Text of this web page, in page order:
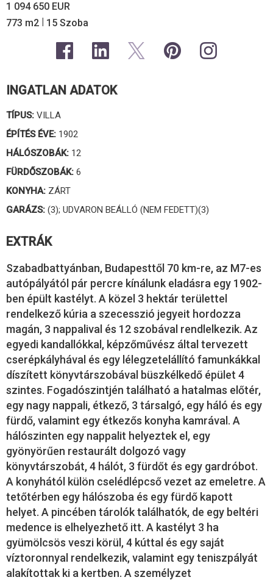
1 094 650 EUR
773 m2 | 15 Szoba
INGATLAN ADATOK
TÍPUS: VILLA
ÉPÍTÉS ÉVE: 1902
HÁLÓSZOBÁK: 12
FÜRDŐSZOBÁK: 6
KONYHA: ZÁRT
GARÁZS: (3); UDVARON BEÁLLÓ (NEM FEDETT)(3)
EXTRÁK
Szabadbattyánban, Budapesttől 70 km-re, az M7-es
autópályától pár percre kínálunk eladásra egy 1902-
ben épült kastélyt. A közel 3 hektár területtel
rendelkező kúria a szecesszió jegyeit hordozza
magán, 3 nappalival és 12 szobával rendlelkezik. Az
egyedi kandallókkal, képzőművész által tervezett
cserépkályhával és egy lélegzetelállító famunkákkal
díszített könyvtárszobával büszkélkedő épület 4
szintes. Fogadószintjén található a hatalmas előtér,
egy nagy nappali, étkező, 3 társalgó, egy háló és egy
fürdő, valamint egy étkezős konyha kamrával. A
hálószinten egy nappalit helyeztek el, egy
gyönyörűen restaurált dolgozó vagy
könyvtárszobát, 4 hálót, 3 fürdőt és egy gardróbot.
A konyhától külön cselédlépcső vezet az emeletre. A
tetőtérben egy hálószoba és egy fürdő kapott
helyet. A pincében tárolók találhatók, de egy beltéri
medence is elhelyezhető itt. A kastélyt 3 ha
gyümölcsös veszi körül, 4 kúttal és egy saját
víztoronnyal rendelkezik, valamint egy teniszpályát
alakítottak ki a kertben. A személyzet